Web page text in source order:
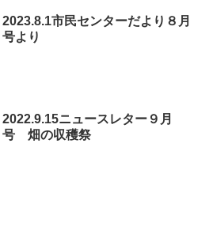
2023.8.1市民センターだより８月
号より
2022.9.15ニュースレター９月
号 畑の収穫祭